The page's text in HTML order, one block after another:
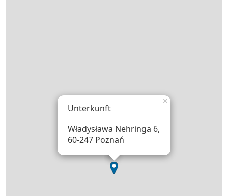
Unterkunft
Władysława Nehringa 6,
60-247 Poznań
×